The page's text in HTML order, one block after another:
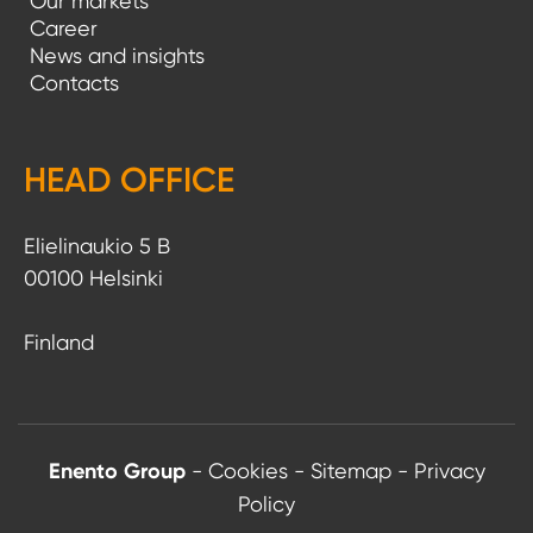
Career
News and insights
Contacts
HEAD OFFICE
Elielinaukio 5 B
00100 Helsinki
Finland
Enento Group - Cookies- Sitemap- Privacy
Policy